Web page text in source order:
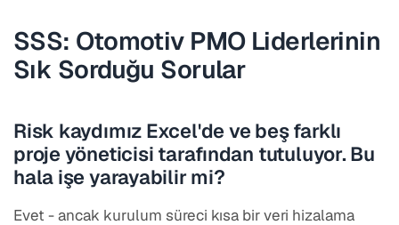
SSS: Otomotiv PMO Liderlerinin
Sık Sorduğu Sorular
Risk kaydımız Excel'de ve beş farklı
proje yöneticisi tarafından tutuluyor. Bu
hala işe yarayabilir mi?
Evet - ancak kurulum süreci kısa bir veri hizalama